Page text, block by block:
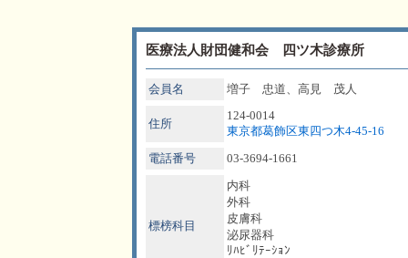
医療法人財団健和会 四ツ木診療所
会員名 増子 忠道、高見 茂人
住所
124-0014
東京都葛飾区東四つ木4-45-16
電話番号
03-3694-1661
標榜科目
内科
外科
皮膚科
泌尿器科
ﾘﾊﾋﾞﾘﾃｰｼｮﾝ